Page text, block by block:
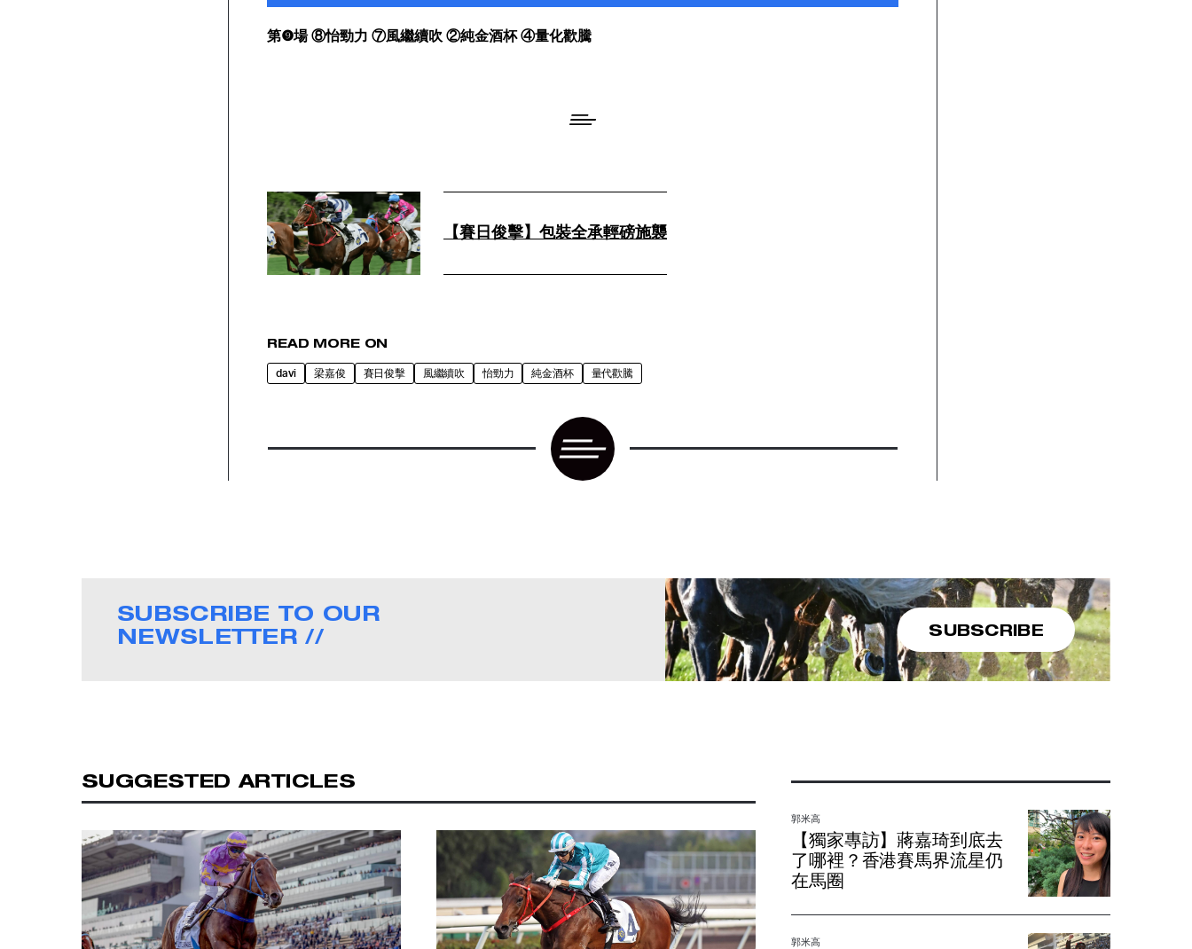
第❾場 ⑧怡勁力 ⑦風繼續吹 ②純金酒杯 ④量化歡騰
【賽日俊擊】包裝全承輕磅施襲
READ MORE ON
davi 梁嘉俊 賽日俊擊 風繼續吹 怡勁力 純金酒杯 量代歡騰
SUBSCRIBE TO OUR
NEWSLETTER //
SUBSCRIBE
SUGGESTED ARTICLES
郭米高
【獨家專訪】蔣嘉琦到底去
了哪裡？香港賽馬界流星仍
在馬圈
郭米高